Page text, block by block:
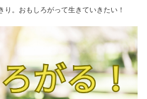
り。おもしろがって生きていきたい！